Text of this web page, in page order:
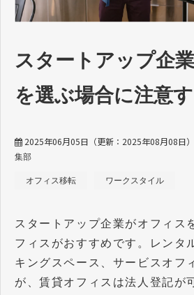
スタートアップ企
を選ぶ場合に注意
2025年06月05日 （更新： 2025年08月08日）
集部
オフィス移転 ワークスタイル
スタートアップ企業がオフィス
フィスがおすすめです。レンタ
キングスペース、サービスオフ
が、賃貸オフィスは法人登記が